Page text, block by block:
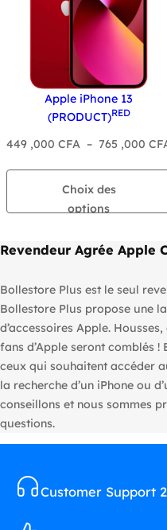
Apple iPhone 13
(PRODUCT)RED
449 ,000CFA – 765 ,000
Choix des
options
Revendeur Agrée Apple
Bollestore Plus est le seul
Bollestore Plus propose une
d’accessoires Apple.
fans d’Apple seront comblés
ceux qui souhaitent accéder
la recherche d’un iPhone ou
conseillons et nous sommes
questions.
Customer Support